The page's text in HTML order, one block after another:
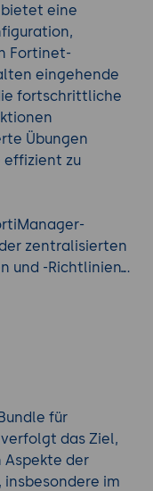
eine
Fortinet-
eingehende
fortschrittliche
Übungen
effizient zu
zentralisierten
und -Richtlinien.
komplexe
auf
die den
Fortinet
für
das Ziel,
Aspekte der
im